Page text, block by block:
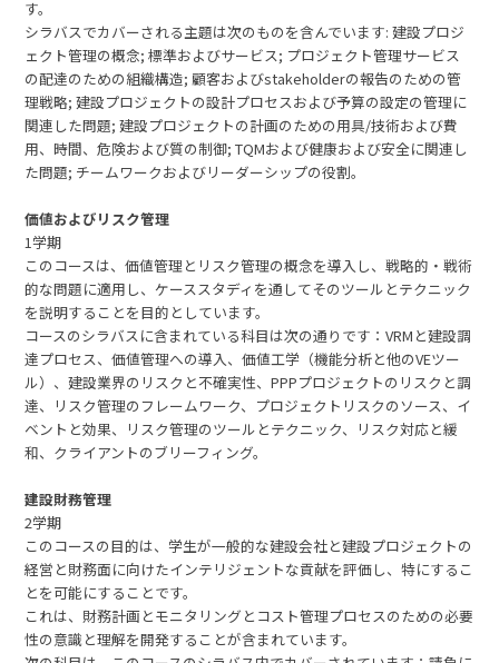
す。
シラバスでカバーされる主題は次のものを含んでいます: 建設プロジ
ェクト管理の概念; 標準およびサービス; プロジェクト管理サービス
の配達のための組織構造; 顧客およびstakeholderの報告のための管
理戦略; 建設プロジェクトの設計プロセスおよび予算の設定の管理に
関連した問題; 建設プロジェクトの計画のための用具/技術および費
用、時間、危険および質の制御; TQMおよび健康および安全に関連し
た問題; チームワークおよびリーダーシップの役割。
価値およびリスク管理
1学期
このコースは、価値管理とリスク管理の概念を導入し、戦略的・戦術
的な問題に適用し、ケーススタディを通してそのツールとテクニック
を説明することを目的としています。
コースのシラバスに含まれている科目は次の通りです：VRMと建設調
達プロセス、価値管理への導入、価値工学（機能分析と他のVEツー
ル）、建設業界のリスクと不確実性、PPPプロジェクトのリスクと調
達、リスク管理のフレームワーク、プロジェクトリスクのソース、イ
ベントと効果、リスク管理のツールとテクニック、リスク対応と緩
和、クライアントのブリーフィング。
建設財務管理
2学期
このコースの目的は、学生が一般的な建設会社と建設プロジェクトの
経営と財務面に向けたインテリジェントな貢献を評価し、特にするこ
とを可能にすることです。
これは、財務計画とモニタリングとコスト管理プロセスのための必要
性の意識と理解を開発することが含まれています。